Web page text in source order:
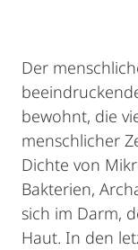
Der
bewohnt, die
menschlicher
Dichte von
Bakterien,
sich im Darm,
Haut. In den